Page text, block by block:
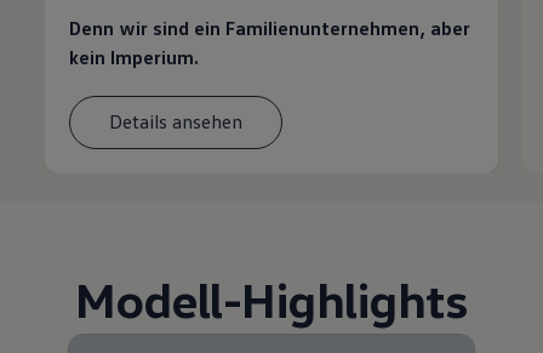
Denn wir sind ein Familienunternehmen, aber
kein Imperium.
Details ansehen
Modell-Highlights